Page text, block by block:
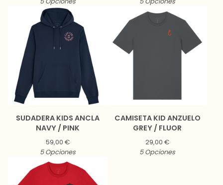
SUDADERA KIDS ANCLA
NAVY / PINK
59,00 €
5 Opciones
CAMISETA KID ANZUELO
GREY / FLUOR
29,00 €
5 Opciones